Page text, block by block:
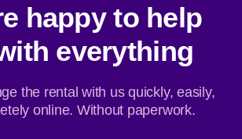
happy to help
everything
the rental with us quickly, easily,
online. Without paperwork.